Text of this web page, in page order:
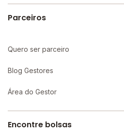
Parceiros
Quero ser parceiro
Blog Gestores
Área do Gestor
Encontre bolsas